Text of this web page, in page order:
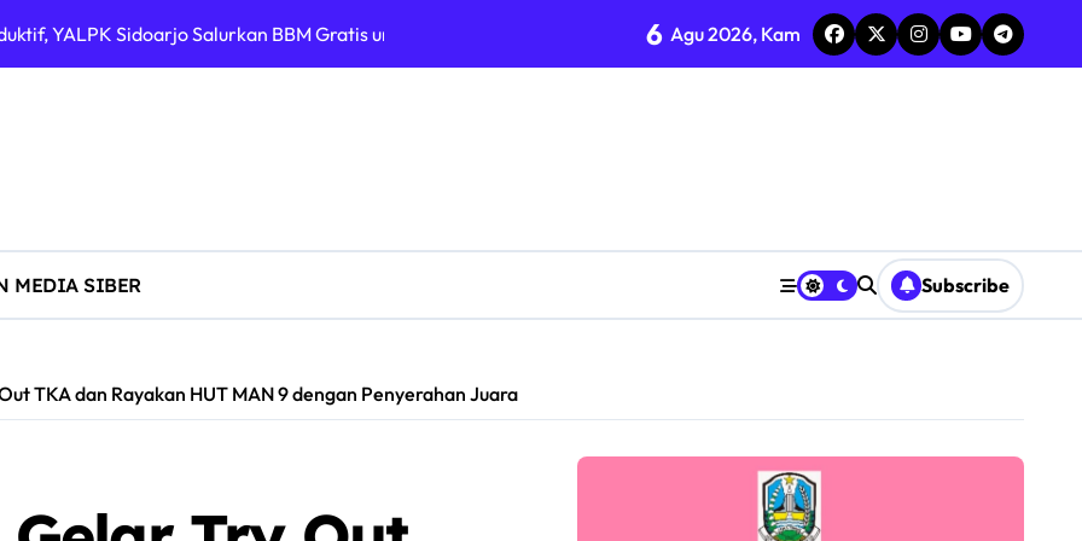
YALPK Sidoarjo Salurkan BBM Gratis untuk Pengemudi Ojol di Candi
Jombang Gelar Porkab 2026 untuk Pererat Kebersamaan ASN
Juara di Kejuaraan IBCA “Adu Wani” Piala Wali Kota Madiun
Libatkan Oknum Polisi, Kuasa Hukum Soroti Lambannya Penanganan dan Dugaan Intimidasi terhadap Saksi
SMA-SMK Negeri, MA Bilingual Muslimat NU Sidoarjo Optimis Bangkit dengan Kualitas
Nama Baik Lewat Komentar di Link Berita Suara Rakyat 62, Dua Kali Belum Penuhi Panggilan Klarifikasi
6 Agu 2026, Kam
MEDIA SIBER Subscribe
TKA dan Rayakan HUT MAN 9 dengan Penyerahan Juara